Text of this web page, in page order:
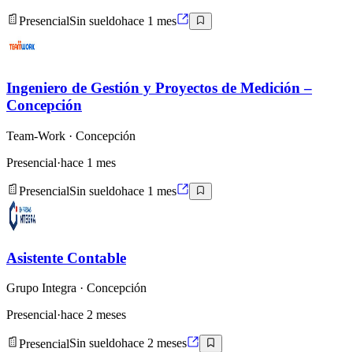
PresencialSin sueldohace 1 mes
Ingeniero de Gestión y Proyectos de Medición –
Concepción
Team-Work · Concepción
Presencial·hace 1 mes
PresencialSin sueldohace 1 mes
Asistente Contable
Grupo Integra · Concepción
Presencial·hace 2 meses
PresencialSin sueldohace 2 meses